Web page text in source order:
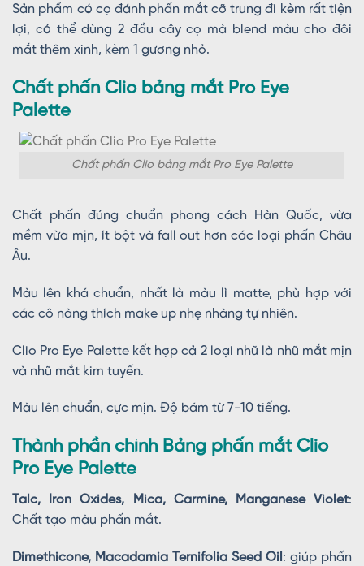
Sản phẩm có cọ đánh phấn mắt cỡ trung đi kèm rất tiện
lợi, có thể dùng 2 đầu cây cọ mà blend màu cho đôi
mắt thêm xinh, kèm 1 gương nhỏ.
Chất phấn Clio bảng mắt Pro Eye
Palette
Chất phấn Clio bảng mắt Pro Eye Palette
Chất phấn đúng chuẩn phong cách Hàn Quốc, vừa
mềm vừa mịn, ít bột và fall out hơn các loại phấn Châu
Âu.
Màu lên khá chuẩn, nhất là màu lì matte, phù hợp với
các cô nàng thích make up nhẹ nhàng tự nhiên.
Clio Pro Eye Palette kết hợp cả 2 loại nhũ là nhũ mắt mịn
và nhũ mắt kim tuyến.
Màu lên chuẩn, cực mịn. Độ bám từ 7-10 tiếng.
Thành phần chính Bảng phấn mắt Clio
Pro Eye Palette
Talc, Iron Oxides, Mica, Carmine, Manganese Violet:
Chất tạo màu phấn mắt.
Dimethicone, Macadamia Ternifolia Seed Oil : giúp phấn